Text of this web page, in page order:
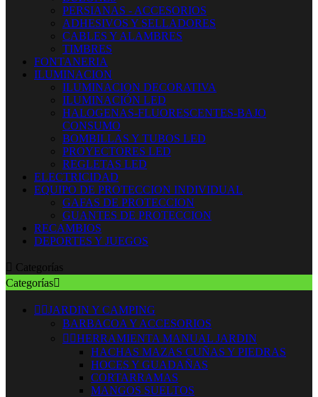
PERSIANAS - ACCESORIOS
ADHESIVOS Y SELLADORES
CABLES Y ALAMBRES
TIMBRES
FONTANERIA
ILUMINACION
ILUMINACION DECORATIVA
ILUMINACIÓN LED
HALOGENAS-FLUORESCENTES-BAJO
CONSUMO
BOMBILLAS Y TUBOS LED
PROYECTORES LED
REGLETAS LED
ELECTRICIDAD
EQUIPO DE PROTECCION INDIVIDUAL
GAFAS DE PROTECCION
GUANTES DE PROTECCION
RECAMBIOS
DEPORTES Y JUEGOS
 Categorías
Categorías
 JARDIN Y CAMPING
BARBACOA Y ACCESORIOS
 HERRAMIENTA MANUAL JARDIN
HACHAS MAZAS CUÑAS Y PIEDRAS
HOCES Y GUADAÑAS
CORTARRAMAS
MANGOS SUELTOS